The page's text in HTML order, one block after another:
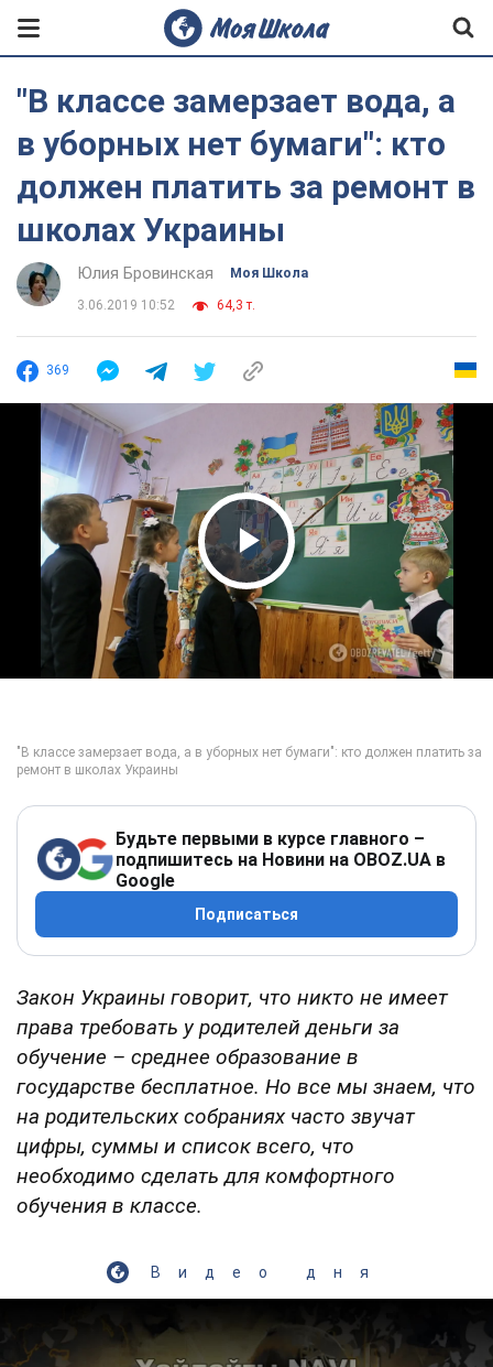
"В классе замерзает вода, а
в уборных нет бумаги": кто
должен платить за ремонт в
школах Украины
Юлия Бровинская Моя Школа
3.06.2019 10:52 64,3 т.
369
Play Video
Будьте первыми в курсе главного –
подпишитесь на Новини на OBOZ.UA в
Google
Подписаться
Закон Украины говорит, что никто не имеет
права требовать у родителей деньги за
обучение – среднее образование в
государстве бесплатное. Но все мы знаем, что
на родительских собраниях часто звучат
цифры, суммы и список всего, что
необходимо сделать для комфортного
обучения в классе.
Видео дня